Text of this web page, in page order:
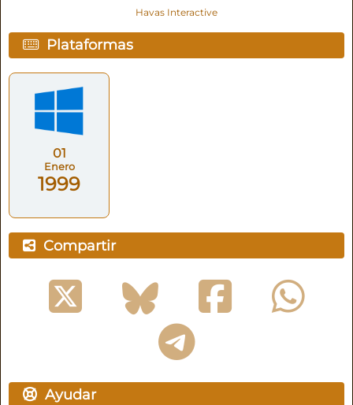
Havas Interactive
Plataformas
01
Enero
1999
Compartir
Ayudar